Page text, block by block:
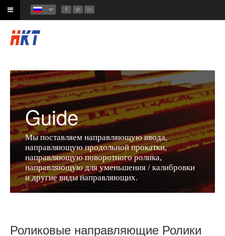
Guide
Мы поставляем направляющую ввода,
направляющую продольной прокатки,
направляющую поворотного ролика,
направляющую для уменьшения / калибровки
и другие виды направляющих.
Роликовые направляющие Ролики